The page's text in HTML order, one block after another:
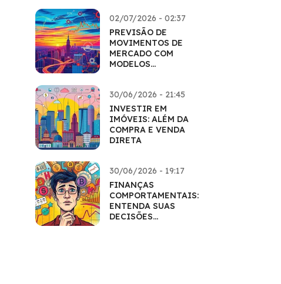
02/07/2026 - 02:37
PREVISÃO DE
MOVIMENTOS DE
MERCADO COM
MODELOS
30/06/2026 - 21:45
INVESTIR EM
IMÓVEIS: ALÉM DA
COMPRA E VENDA
DIRETA
30/06/2026 - 19:17
FINANÇAS
COMPORTAMENTAIS:
ENTENDA SUAS
DECISÕES